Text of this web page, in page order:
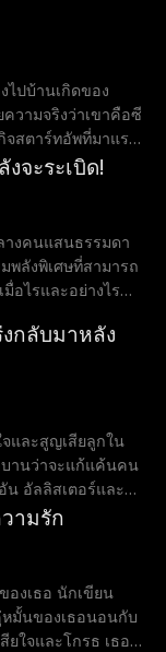
ไปบ้านเกิดของ
ความจริงว่าเขาคือซี
สตาร์ทอัพที่มาแรง
และเมืองเล็กๆ ที่
สสุดพิเศษ หรือจะ
งสำนวนใกล้เกลือ
จะระเบิด!
งคนแสนธรรมดา
พลังพิเศษที่สามารถ
อไรและอย่างไร
นไม่กี่วันต่อมา พลัง
ะเบิดในบริษัทที่จะ
เบิดและหยุดยั้งให้
กลับมาหลัง
และสูญเสียลูกใน
บานว่าจะแก้แค้นคน
อัลลิสเตอร์และลา
ซัลลิแวนตามล่า
ายาทตัวจริง ไม่ใช่
กาสที่จะทำให้สามี
ดใช้ เธอปกปิดตัว
กิจแก้แค้น ระหว่าง
ม่สามารถมีชีวิตอยู่
ามรัก
องเธอ นักเขียน
หมั้นของเธอนอนกับ
ยใจและโกรธ เธอ